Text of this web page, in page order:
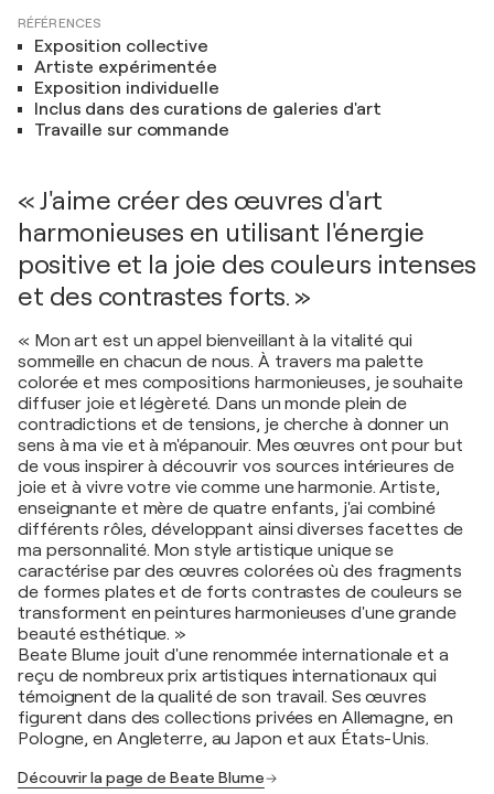
RÉFÉRENCES
Exposition collective
Artiste expérimentée
Exposition individuelle
Inclus dans des curations de galeries d'art
Travaille sur commande
« J'aime créer des œuvres d'art
harmonieuses en utilisant l'énergie
positive et la joie des couleurs intenses
et des contrastes forts. »
« Mon art est un appel bienveillant à la vitalité qui
sommeille en chacun de nous. À travers ma palette
colorée et mes compositions harmonieuses, je souhaite
diffuser joie et légèreté. Dans un monde plein de
contradictions et de tensions, je cherche à donner un
sens à ma vie et à m'épanouir. Mes œuvres ont pour but
de vous inspirer à découvrir vos sources intérieures de
joie et à vivre votre vie comme une harmonie. Artiste,
enseignante et mère de quatre enfants, j'ai combiné
différents rôles, développant ainsi diverses facettes de
ma personnalité. Mon style artistique unique se
caractérise par des œuvres colorées où des fragments
de formes plates et de forts contrastes de couleurs se
transforment en peintures harmonieuses d'une grande
beauté esthétique. »
Beate Blume jouit d'une renommée internationale et a
reçu de nombreux prix artistiques internationaux qui
témoignent de la qualité de son travail. Ses œuvres
figurent dans des collections privées en Allemagne, en
Pologne, en Angleterre, au Japon et aux États-Unis.
Découvrir la page de Beate Blume